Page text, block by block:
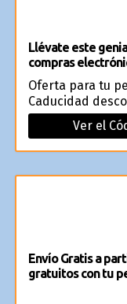
Llévate este
compras
Oferta para tu
Caducidad
Ver el
Envío Gratis a
gratuitos con tu